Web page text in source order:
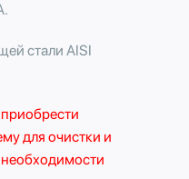
стали AISI
для очистки и